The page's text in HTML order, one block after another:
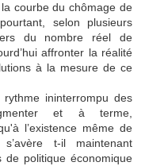
courbe du chômage de
selon plusieurs
du nombre réel de
affronter la réalité
à la mesure de ce
ininterrompu des
et à terme,
l’existence même de
t-il maintenant
de politique économique